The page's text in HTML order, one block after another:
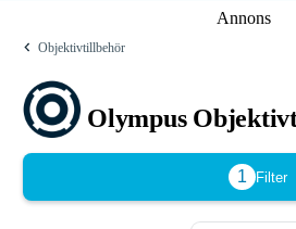
Annons
Objektivtillbehör
Olympus
1 Filter